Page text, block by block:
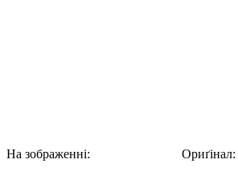
На зображенні:
Ориґінал: